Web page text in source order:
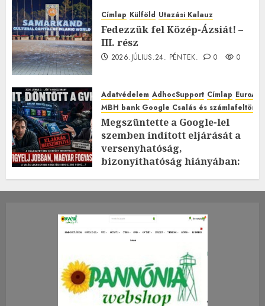
Címlap Külföld Utazási Kalauz
Fedezzük fel Közép-Ázsiát! –
III. rész
2026.JÚLIUS.24. PÉNTEK. 0 0
Adatvédelem AdhocSupport Címlap
MBH bank Google Csalás és
Megszüntette a Google-lel
szemben indított eljárását a
versenyhatóság,
bizonyíthatóság hiányában:
2026.JÚLIUS.23. CSÜTÖRTÖK.
0